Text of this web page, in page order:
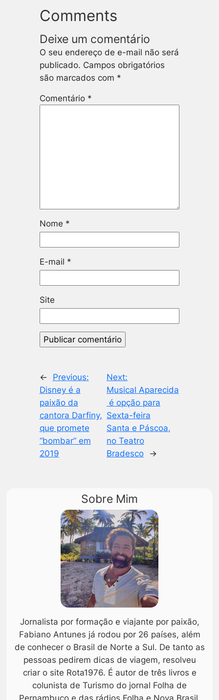
Comments
Deixe um comentário
O seu endereço de e-mail não será
publicado. Campos obrigatórios
são marcados com *
Comentário *
Nome *
E-mail *
Site
←
Previous:
Disney é a
paixão da
cantora Darfiny,
que promete
“bombar” em
2019
Next:
Musical Aparecida
é opção para
Sexta-feira
Santa e Páscoa,
no Teatro
Bradesco
→
Sobre Mim
Jornalista por formação e viajante por paixão,
Fabiano Antunes já rodou por 26 países, além
de conhecer o Brasil de Norte a Sul. De tanto as
pessoas pedirem dicas de viagem, resolveu
criar o site Rota1976. É autor de três livros e
colunista de Turismo do jornal Folha de
Pernambuco e das rádios Folha e Nova Brasil.